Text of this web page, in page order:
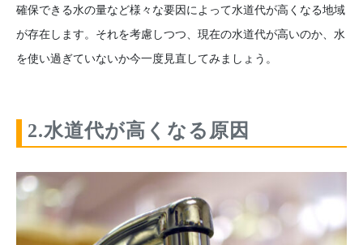
確保できる水の量など様々な要因によって水道代が高くなる地域
が存在します。それを考慮しつつ、現在の水道代が高いのか、水
を使い過ぎていないか今一度見直してみましょう。
2.水道代が高くなる原因